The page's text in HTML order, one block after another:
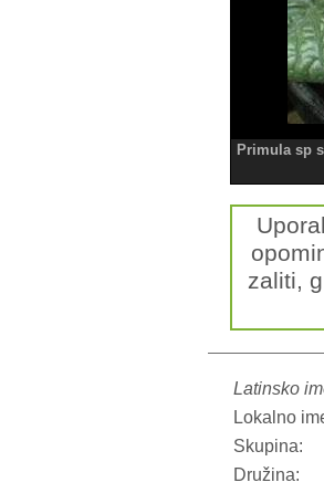
Primula sp
zaliti,
Latinsko
Lokalno
Skupina:
Družina: